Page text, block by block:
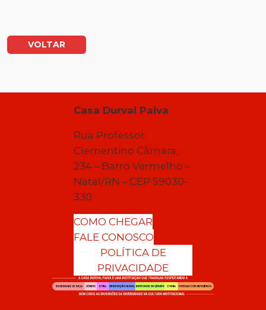
VOLTAR
Casa Durval Paiva
Rua Professor
Clementino Câmara,
234 – Barro Vermelho –
Natal/RN – CEP 59030-
330
COMO CHEGAR
FALE CONOSCO
POLÍTICA DE
PRIVACIDADE